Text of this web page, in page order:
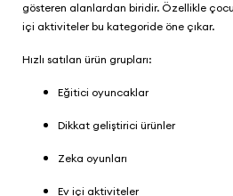
gösteren alanlardan biridir. Özellikle
içi aktiviteler bu kategoride öne çıkar.
Hızlı satılan ürün grupları:
Eğitici oyuncaklar
Dikkat geliştirici ürünler
Zeka oyunları
Ev içi aktiviteler